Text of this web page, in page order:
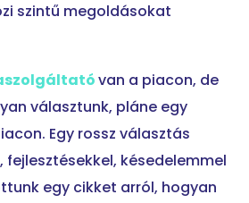
szintű megoldásokat
van a piacon, de
választunk, pláne egy
Egy rossz választás
késedelemmel
egy cikket arról, hogyan